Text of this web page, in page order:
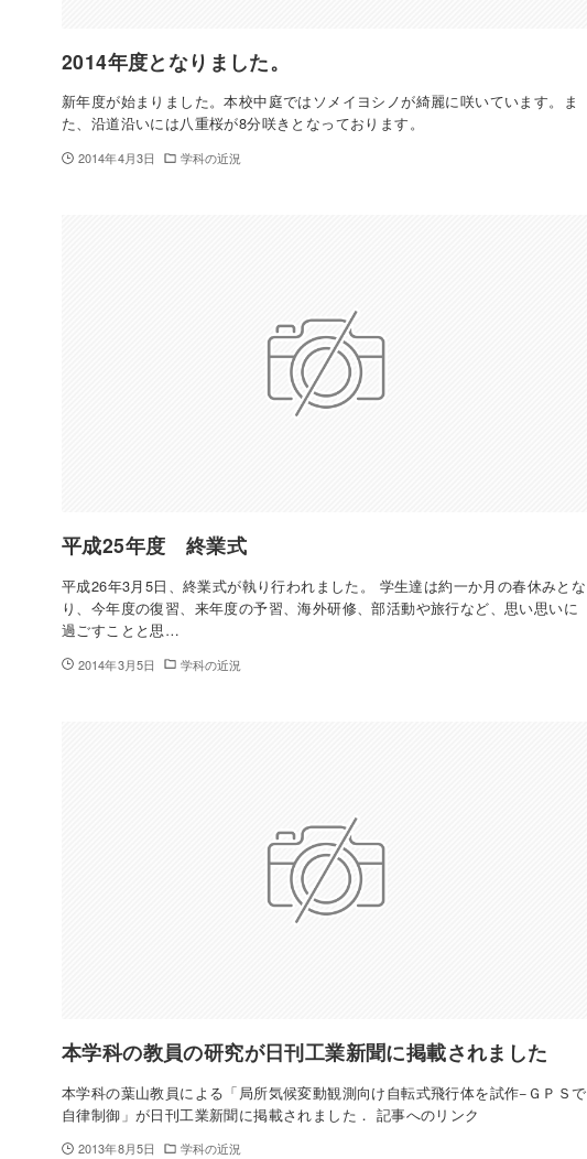
2014年度となりました。
新年度が始まりました。本校中庭ではソメイヨシノが綺麗に咲いています。ま
た、沿道沿いには八重桜が8分咲きとなっております。
2014年4月3日 学科の近況
平成25年度 終業式
平成26年3月5日、終業式が執り行われました。 学生達は約一か月の春休みとな
り、今年度の復習、来年度の予習、海外研修、部活動や旅行など、思い思いに
過ごすことと思…
2014年3月5日 学科の近況
本学科の教員の研究が日刊工業新聞に掲載されました
本学科の葉山教員による「局所気候変動観測向け自転式飛行体を試作−ＧＰＳで
自律制御」が日刊工業新聞に掲載されました． 記事へのリンク
2013年8月5日 学科の近況